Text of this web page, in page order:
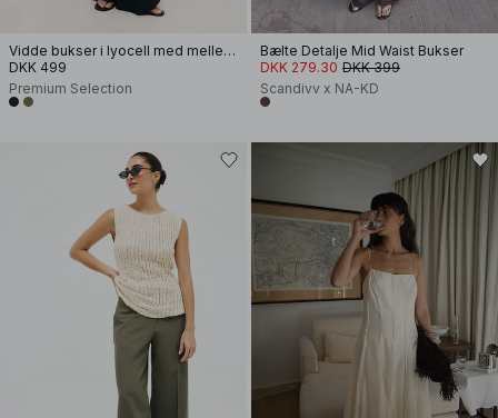
Vidde bukser i lyocell med mellemhøj talje
DKK 499
Premium Selection
Bælte Detalje Mid Waist Bukser
DKK 279.30 DKK 399
Scandivv x NA-KD